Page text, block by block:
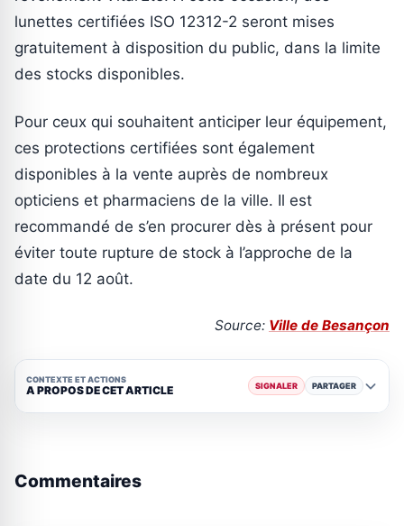
lunettes certifiées ISO 12312-2 seront mises
gratuitement à disposition du public, dans la limite
des stocks disponibles.
Pour ceux qui souhaitent anticiper leur équipement,
ces protections certifiées sont également
disponibles à la vente auprès de nombreux
opticiens et pharmaciens de la ville. Il est
recommandé de s’en procurer dès à présent pour
éviter toute rupture de stock à l’approche de la
date du 12 août.
Source: Ville de Besançon
CONTEXTE ET ACTIONS
A PROPOS DE CET ARTICLE SIGNALER PARTAGER
Commentaires